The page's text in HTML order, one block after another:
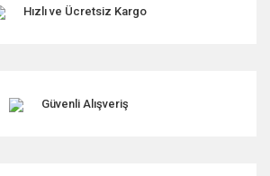
Hızlı ve Ücretsiz Kargo
Güvenli Alışveriş